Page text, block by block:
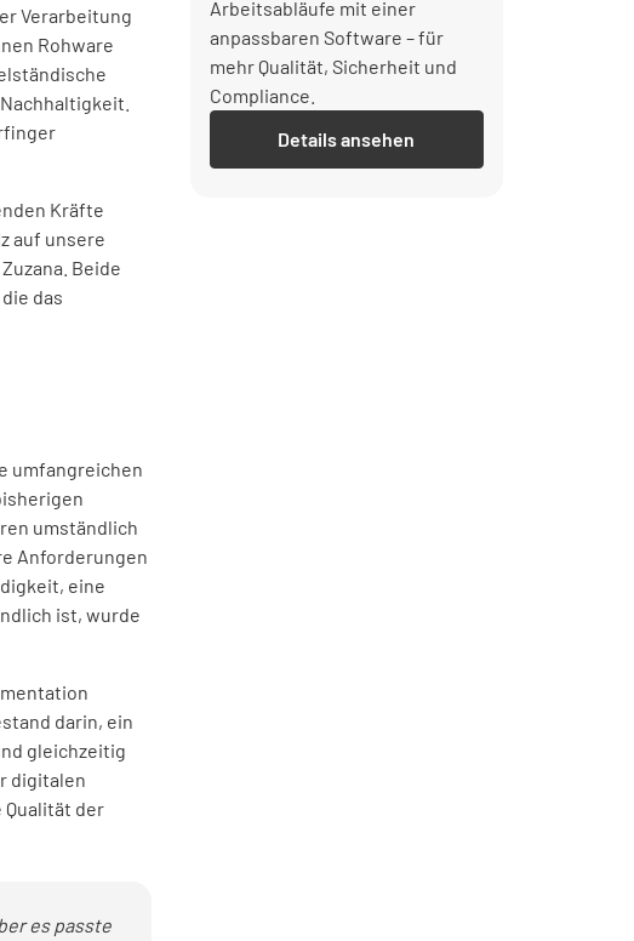
Verarbeitung
Rohware
Kräfte
auf unsere
Beide
das
umfangreichen
umständlich
Anforderungen
eine
ist, wurde
darin, ein
gleichzeitig
digitalen
der
es passte
Arbeitsabläufe mit einer
anpassbaren Software – für
mehr Qualität, Sicherheit und
Compliance.
Details ansehen